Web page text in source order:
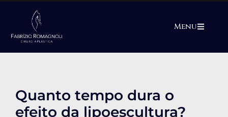
Menu
Quanto tempo dura o
efeito da lipoescultura?